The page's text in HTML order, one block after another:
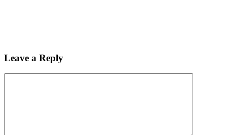
Leave a Reply